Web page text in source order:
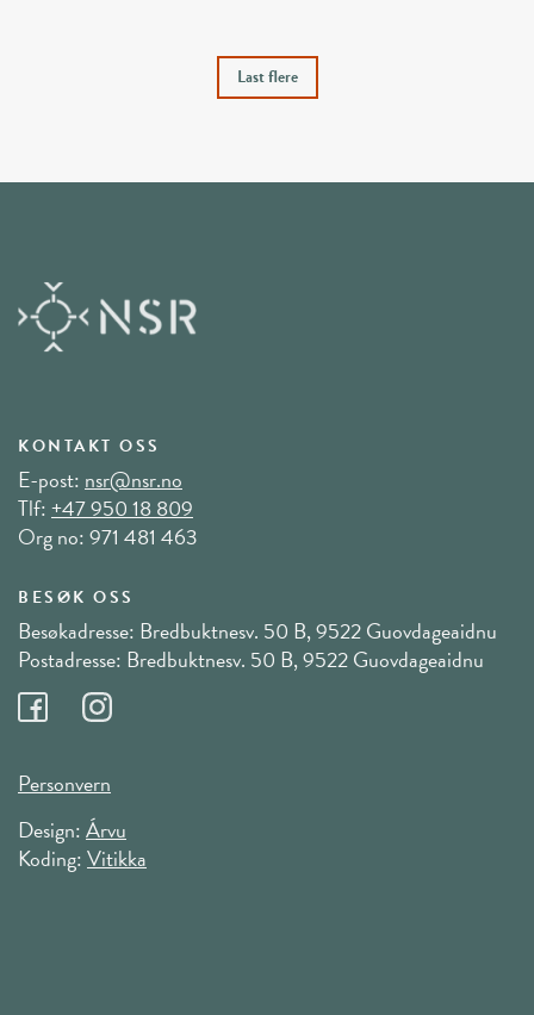
Last flere
KONTAKT OSS
E-post: nsr@nsr.no
Tlf:+47 950 18 809
Org no: 971 481 463
BESØK OSS
Besøkadresse: Bredbuktnesv. 50 B, 9522 Guovdageaidnu
Postadresse: Bredbuktnesv. 50 B, 9522 Guovdageaidnu
Personvern
Design:Árvu
Koding:Vitikka